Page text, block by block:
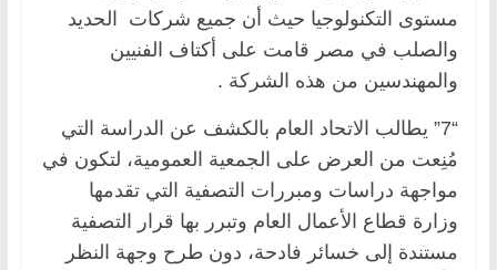
مستوى التكنولوجيا حيث أن جميع شركات الحديد
والصلب في مصر قامت على أكتاف الفنيين
والمهندسين من هذه الشركة .
“7” يطالب الاتحاد العام بالكشف عن الدراسة التي
مُنِعت من العرض على الجمعية العمومية، لتكون في
مواجهة دراسات ومبررات التصفية التي تقدمها
وزارة قطاع الأعمال العام وتبرر بها قرار التصفية
مستندة إلى خسائر فادحة، دون طرح وجهة النظر